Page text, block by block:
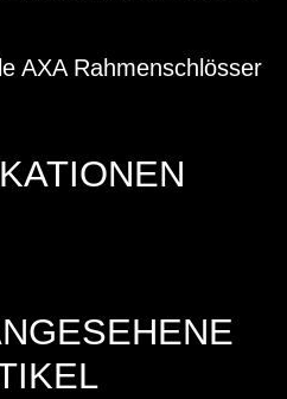
AXA Rahmenschlösser